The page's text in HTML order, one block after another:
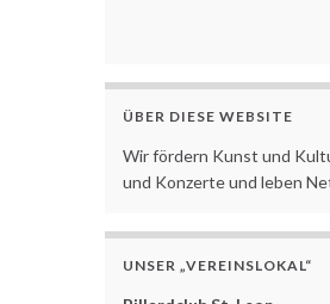
ÜBER DIESE WEBSITE
Wir fördern Kunst und
und Konzerte und leben
UNSER „VEREINSLOKAL“